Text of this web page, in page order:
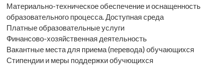
Материально-техническое обеспечение и оснащенность
образовательного процесса. Доступная среда
Платные образовательные услуги
Финансово-хозяйственная деятельность
Вакантные места для приема (перевода) обучающихся
Стипендии и меры поддержки обучющихся